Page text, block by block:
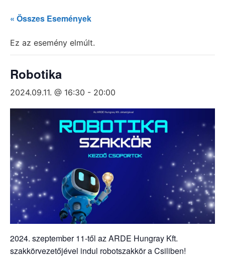
« Összes Események
Ez az esemény elmúlt.
Robotika
2024.09.11. @ 16:30 - 20:00
2024. szeptember 11-től az ARDE Hungray Kft.
szakkörvezetőjével indul robotszakkör a Csiliben!